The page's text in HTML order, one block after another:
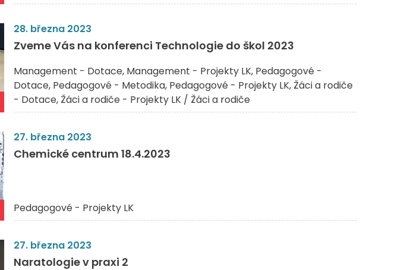
28. března 2023
Zveme Vás na konferenci Technologie do škol 2023
Management - Dotace Management - Projekty LK Pedagogové -
Dotace Pedagogové - Metodika Pedagogové - Projekty LK Žáci a rodiče
- Dotace Žáci a rodiče - Projekty LK / Žáci a rodiče
27. března 2023
Chemické centrum 18.4.2023
Pedagogové - Projekty LK
27. března 2023
Naratologie v praxi 2